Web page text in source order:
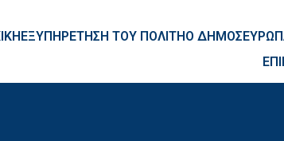
ΕΞΥΠΗΡΕΤΗΣΗ ΤΟΥ ΠΟΛΙΤΗΟ ΔΗΜΟΣ